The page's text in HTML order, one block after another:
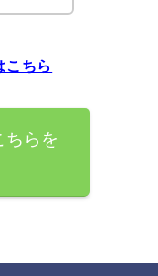
こちら
ちらを